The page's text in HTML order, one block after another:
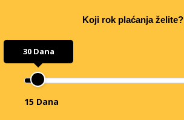
Koji rok plaćanja želite?
30 Dana
15 Dana